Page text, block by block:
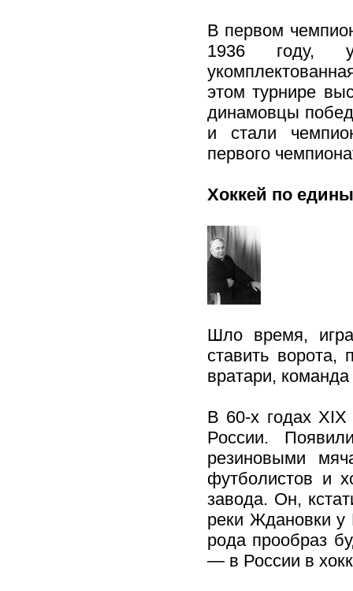
В первом
1936 году,
этом турнире
динамовцы
и стали
первого
Хоккей по
Шло время,
ставить
вратари,
В 60-х годах XIX
России.
резиновыми
футболистов и
завода. Он,
реки Ждановки у
рода прообраз
— в России в